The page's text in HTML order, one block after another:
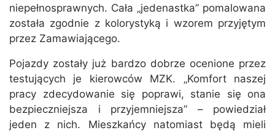
niepełnosprawnych. Cała „jedenastka” pomalowana
została zgodnie z kolorystyką i wzorem przyjętym
przez Zamawiającego.
Pojazdy zostały już bardzo dobrze ocenione przez
testujących je kierowców MZK. „Komfort naszej
pracy zdecydowanie się poprawi, stanie się ona
bezpieczniejsza i przyjemniejsza” – powiedział
jeden z nich. Mieszkańcy natomiast będą mieli